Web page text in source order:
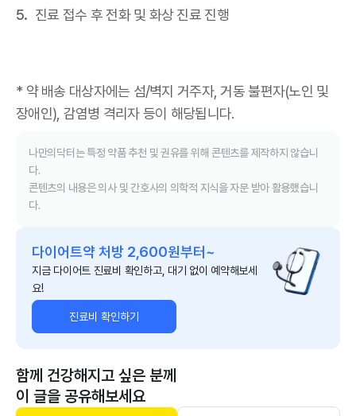
진료 접수 후 전화 및 화상 진료 진행
* 약 배송 대상자에는 섬/벽지 거주자, 거동 불편자(노인 및
장애인), 감염병 격리자 등이 해당됩니다.
나만의닥터는 특정 약품 추천 및 권유를 위해 콘텐츠를 제작하지 않습니
다.
콘텐츠의 내용은 의사 및 간호사의 의학적 지식을 자문 받아 활용했습니
다.
다이어트약 처방 2,600원부터~
지금 다이어트 진료비 확인하고, 대기 없이 예약해보세
요!
진료비 확인하기
함께 건강해지고 싶은 분께
이 글을 공유해보세요